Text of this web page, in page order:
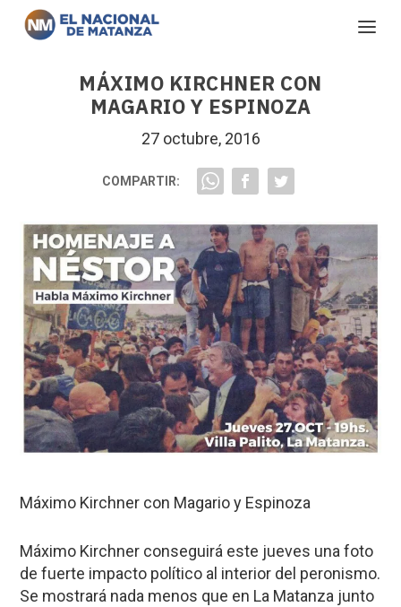
MÁXIMO KIRCHNER CON
MAGARIO Y ESPINOZA
27 octubre, 2016
COMPARTIR:
Máximo Kirchner con Magario y Espinoza
Máximo Kirchner conseguirá este jueves una foto
de fuerte impacto político al interior del peronismo.
Se mostrará nada menos que en La Matanza junto